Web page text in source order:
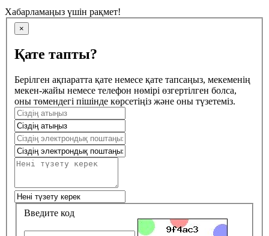
Хабарламаңыз үшін рақмет!
×
Қате тапты?
Берілген ақпаратта қате немесе қате тапсаңыз, мекеменің
мекен-жайы немесе телефон нөмірі өзгертілген болса,
оны төмендегі пішінде көрсетіңіз және оны түзетеміз.
Введите код